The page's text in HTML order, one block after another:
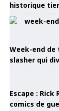
historique
Week-end de
slasher qui
Escape :
comics de